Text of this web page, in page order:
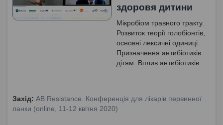
здоровя дитини
Мікробіом травного тракту.
Розвиток теорії голобіонтів,
основні лексичні одиниці.
Призначення антибіотиків
дітям. Вплив антибіотиків
Захід: AB Resistance. Конференція для лікарів первинної
ланки (online, 11-12 квітня 2020)